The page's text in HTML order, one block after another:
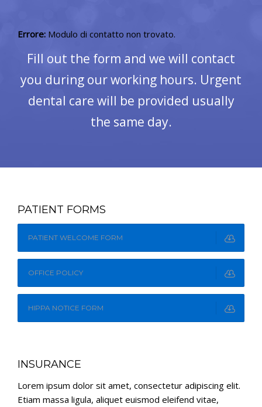
Errore: Modulo di contatto non trovato.
Fill out the form and we will contact
you during our working hours. Urgent
dental care will be provided usually
the same day.
PATIENT FORMS
PATIENT WELCOME FORM
OFFICE POLICY
HIPPA NOTICE FORM
INSURANCE
Lorem ipsum dolor sit amet, consectetur adipiscing elit.
Etiam massa ligula, aliquet euismod eleifend vitae,